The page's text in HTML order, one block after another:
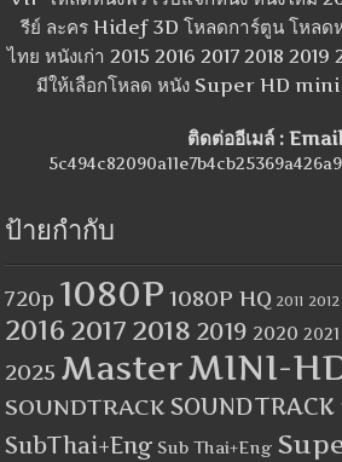
รีย์ ละคร Hidef 3D โหลดการ์ตูน โหลด
ไทย หนังเก่า 2015 2016 2017 2018
มีให้เลือกโหลด หนัง Super HD
ติดต่ออีเมล์ :
ป้ายกำกับ
720p 1080P 1080P HQ 2011 2012
2016 2017 2018 2019 2020 2021
2025 MasterMINI-
SOUNDTRACK SOUNDTRACK
SubThai+Eng Sub Thai+Eng